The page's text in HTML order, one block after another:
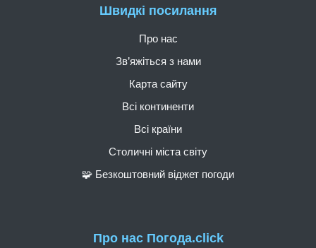
Про нас Погода.click
Швидкі посилання
Про нас
Зв’яжіться з нами
Карта сайту
Всі континенти
Всі країни
Столичні міста світу
🧩 Безкоштовний віджет погоди